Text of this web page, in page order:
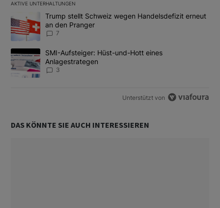
AKTIVE UNTERHALTUNGEN
Ein Trendartikel mit dem Titel "Trump stellt Schweiz wegen
Trump stellt Schweiz wegen Handelsdefizit erneut
an den Pranger
7
Ein Trendartikel mit dem Titel "SMI-Aufsteiger: Hüst-und-Hott
SMI-Aufsteiger: Hüst-und-Hott eines
Anlagestrategen
3
Unterstützt von
DAS KÖNNTE SIE AUCH INTERESSIEREN